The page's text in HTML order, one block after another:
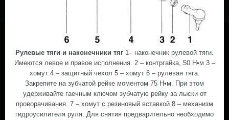
Рулевые тяги и наконечники тяг 1– наконечник рулевой тяги.
Имеются левое и правое исполнения. 2 – контргайка, 50 Н•м 3 –
хомут 4 – защитный чехол 5 – хомут 6 – рулевая тяга.
Закрепите на зубчатой рейке моментом 75 Н•м. При этом
удерживайте гаечным ключом зубчатую рейку за лыски от
проворачивания. 7 – хомут с резиновый вставкой 8 – механизм
гидроусилителя руля. Для снятия предварительно необходимо